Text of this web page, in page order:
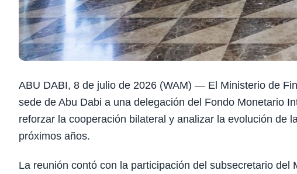
ABU DABI, 8 de julio de 2026 (WAM) — El Ministerio de
sede de Abu Dabi a una delegación del Fondo Monetario
reforzar la cooperación bilateral y analizar la evolución de
próximos años.
La reunión contó con la participación del subsecretario del